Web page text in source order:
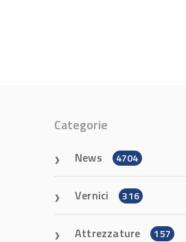
Categorie
News 4704
Vernici 316
Attrezzature 157